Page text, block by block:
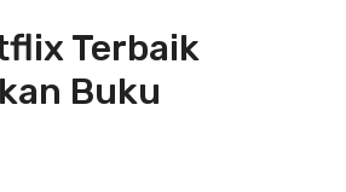
Terbaik
Buku